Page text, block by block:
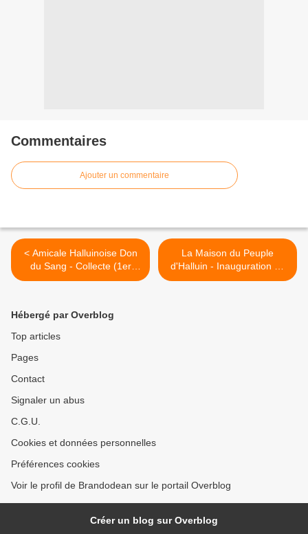
Commentaires
Ajouter un commentaire
< Amicale Halluinoise Don
du Sang - Collecte (1er
Octobre 2019).
La Maison du Peuple
d'Halluin - Inauguration en
1914. >
Hébergé par Overblog
Top articles
Pages
Contact
Signaler un abus
C.G.U.
Cookies et données personnelles
Préférences cookies
Voir le profil de Brandodean sur le portail Overblog
Créer un blog sur Overblog